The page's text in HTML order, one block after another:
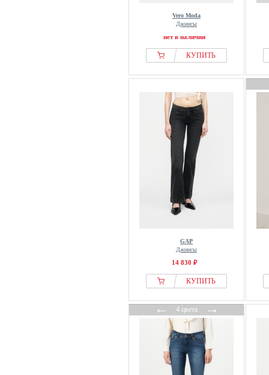
Vero Moda
Джинсы
нет в наличии
КУПИТЬ
GAP
Джинсы
14 830 ₽
КУПИТЬ
←4 цвета→